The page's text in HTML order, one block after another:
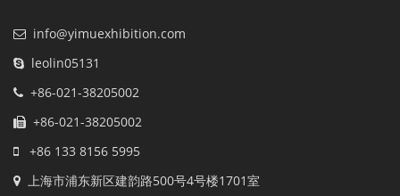
info@yimuexhibition.com
leolin05131
+86-021-38205002
+86-021-38205002
+86 133 8156 5995
上海市浦东新区建韵路500号4号楼1701室